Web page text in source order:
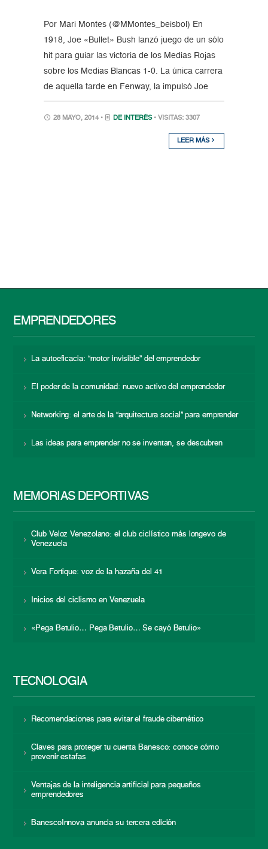
Por Mari Montes (@MMontes_beisbol) En
1918, Joe «Bullet» Bush lanzó juego de un sólo
hit para guiar las victoria de los Medias Rojas
sobre los Medias Blancas 1-0. La única carrera
de aquella tarde en Fenway, la impulsó Joe
28 MAYO, 2014 • DE INTERÉS • VISITAS: 3307
LEER MÁS
EMPRENDEDORES
La autoeficacia: “motor invisible” del emprendedor
El poder de la comunidad: nuevo activo del emprendedor
Networking: el arte de la “arquitectura social” para emprender
Las ideas para emprender no se inventan, se descubren
MEMORIAS DEPORTIVAS
Club Veloz Venezolano: el club ciclístico más longevo de
Venezuela
Vera Fortique: voz de la hazaña del 41
Inicios del ciclismo en Venezuela
«Pega Betulio… Pega Betulio… Se cayó Betulio»
TECNOLOGÍA
Recomendaciones para evitar el fraude cibernético
Claves para proteger tu cuenta Banesco: conoce cómo
prevenir estafas
Ventajas de la inteligencia artificial para pequeños
emprendedores
BanescoInnova anuncia su tercera edición